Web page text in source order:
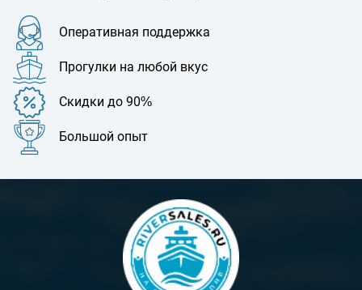
Оперативная поддержка
Прогулки на любой вкус
Скидки до 90%
Большой опыт